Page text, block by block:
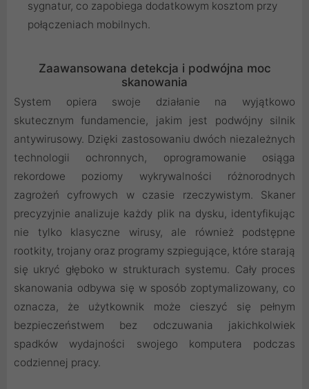
sygnatur, co zapobiega dodatkowym kosztom przy
połączeniach mobilnych.
Zaawansowana detekcja i podwójna moc
skanowania
System opiera swoje działanie na wyjątkowo
skutecznym fundamencie, jakim jest podwójny silnik
antywirusowy. Dzięki zastosowaniu dwóch niezależnych
technologii ochronnych, oprogramowanie osiąga
rekordowe poziomy wykrywalności różnorodnych
zagrożeń cyfrowych w czasie rzeczywistym. Skaner
precyzyjnie analizuje każdy plik na dysku, identyfikując
nie tylko klasyczne wirusy, ale również podstępne
rootkity, trojany oraz programy szpiegujące, które starają
się ukryć głęboko w strukturach systemu. Cały proces
skanowania odbywa się w sposób zoptymalizowany, co
oznacza, że użytkownik może cieszyć się pełnym
bezpieczeństwem bez odczuwania jakichkolwiek
spadków wydajności swojego komputera podczas
codziennej pracy.